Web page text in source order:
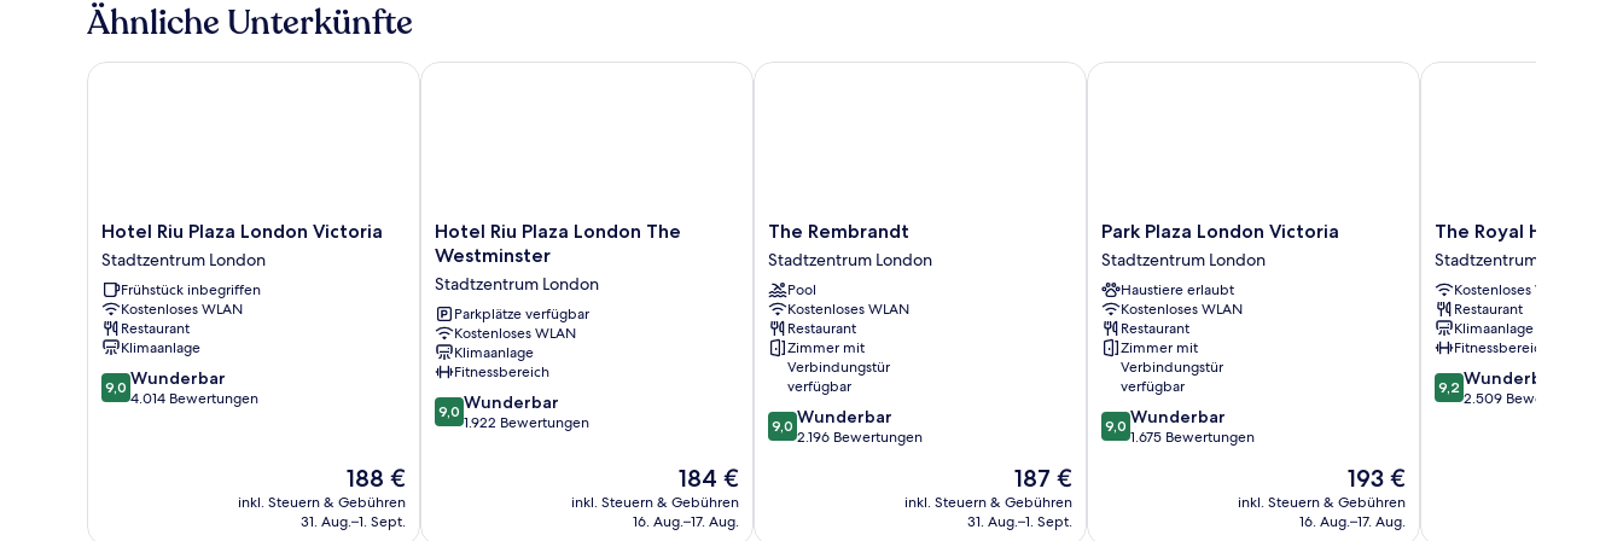
Bett
Ähnliche Unterkünfte
Hotel
Riu
Plaza
London
Victoria
Stadtzentrum
London
Hotel Riu Plaza London Victoria
Stadtzentrum London
Frühstück inbegriffen
Kostenloses WLAN
Restaurant
Klimaanlage
9.0
von
9,0 Wunderbar
4.014 Bewertungen
Der
Preis
beträgt
188 €
inkl. Steuern & Gebühren
31. Aug.–1. Sept.
Hotel Riu Plaza London Victoria
Hotel
Riu
London
The
Westminster
Stadtzentrum
London
Hotel Riu Plaza London The
Westminster
Stadtzentrum London
Parkplätze verfügbar
Kostenloses WLAN
Klimaanlage
Fitnessbereich
9.0
von
9,0 Wunderbar
1.922 Bewertungen
Der
Preis
beträgt
184 €
inkl. Steuern & Gebühren
16. Aug.–17. Aug.
Hotel Riu Plaza London The Westminster
The
Rembrandt
Stadtzentrum
London
The Rembrandt
Stadtzentrum London
Pool
Kostenloses WLAN
Restaurant
Zimmer mit
Verbindungstür
verfügbar
9.0
von
9,0 Wunderbar
2.196 Bewertungen
Der
Preis
beträgt
187 €
inkl. Steuern & Gebühren
31. Aug.–1. Sept.
The Rembrandt
Park
Plaza
London
Victoria
Stadtzentrum
London
Park Plaza London Victoria
Stadtzentrum London
Haustiere erlaubt
Kostenloses WLAN
Restaurant
Zimmer mit
Verbindungstür
verfügbar
9.0
von
9,0 Wunderbar
1.675 Bewertungen
Der
Preis
beträgt
193 €
inkl. Steuern & Gebühren
16. Aug.–17. Aug.
Park Plaza London Victoria
The
Royal
Horseguards,
London
Stadtzentrum
London
The Royal
Stadtzentrum London
Kostenloses WLAN
Restaurant
Klimaanlage
Fitnessbereich
9.2
von
9,2 Wunderbar
2.509 Bewertungen
The Royal